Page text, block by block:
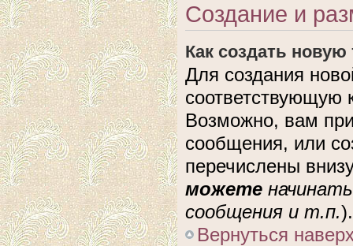
Создание и
Как создать новую
Для создания
соответствующую
Возможно, вам
сообщения, или
перечислены
можете
сообщения и т.п.).
Вернуться